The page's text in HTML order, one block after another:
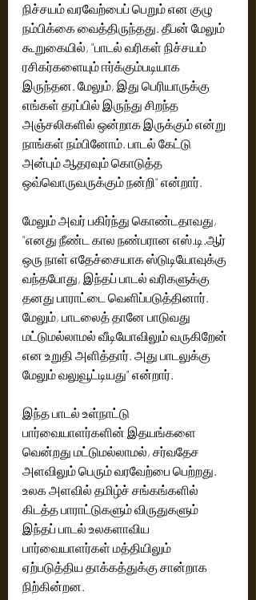
நிச்சயம் வரவேற்பைப் பெறும் என குழு
நம்பிக்கை வைத்திருந்தது. தீபன் மேலும்
கூறுகையில், "பாடல் வரிகள் நிச்சயம்
ரசிகர்களையும் ஈர்க்கும்படியாக
இருந்தன. மேலும், இது பெரியாருக்கு
எங்கள் தரப்பில் இருந்து சிறந்த
அஞ்சலிகளில் ஒன்றாக இருக்கும் என்று
நாங்கள் நம்பினோம். பாடல் கேட்டு
அன்பும் ஆதரவும் கொடுத்த
ஒவ்வொருவருக்கும் நன்றி" என்றார்.
மேலும் அவர் பகிர்ந்து கொண்டதாவது,
"எனது நீண்ட கால நண்பரான எஸ்.டி.ஆர்
ஒரு நாள் எதேச்சையாக ஸ்டுடியோவுக்கு
வந்தபோது, இந்தப் பாடல் வரிகளுக்கு
தனது பாராட்டை வெளிப்படுத்தினார்.
மேலும், பாடலைத் தானே பாடுவது
மட்டுமல்லாமல் வீடியோவிலும் வருகிறேன்
என உறுதி அளித்தார். அது பாடலுக்கு
மேலும் வலுவூட்டியது" என்றார்.
இந்த பாடல் உள்நாட்டு
பார்வையாளர்களின் இதயங்களை
வென்றது மட்டுமல்லாமல், சர்வதேச
அளவிலும் பெரும் வரவேற்பை பெற்றது.
உலக அளவில் தமிழ்ச் சங்கங்களில்
கிடத்த பாராட்டுகளும் விருதுகளும்
இந்தப் பாடல் உலகளாவிய
பார்வையாளர்கள் மத்தியிலும்
ஏற்படுத்திய தாக்கத்துக்கு சான்றாக
நிற்கின்றன.